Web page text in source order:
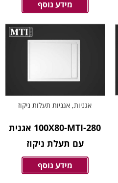
מידע נוסף
אגניות, אגניות תעלות ניקוז
100X80-MTI-280 אגנית
עם תעלת ניקוז
מידע נוסף